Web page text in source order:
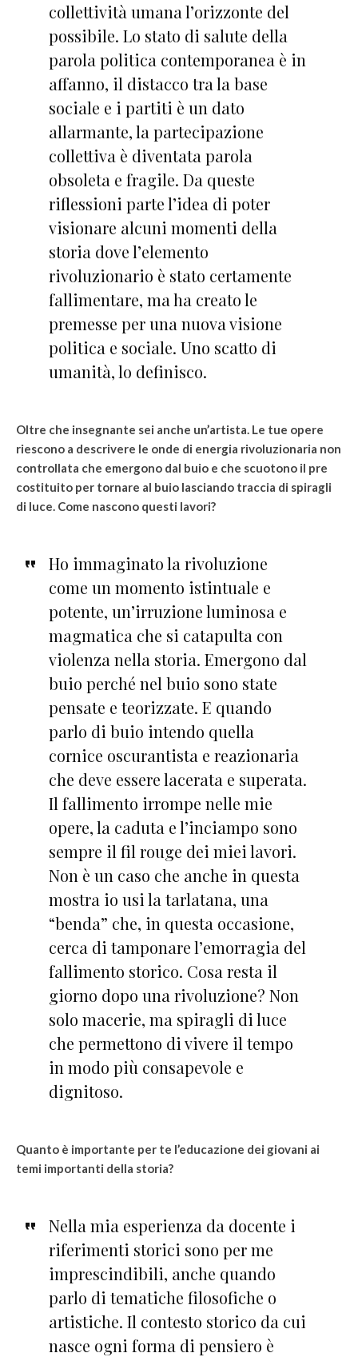
collettività umana l’orizzonte del
possibile. Lo stato di salute della
parola politica contemporanea è in
affanno, il distacco tra la base
sociale e i partiti è un dato
allarmante, la partecipazione
collettiva è diventata parola
obsoleta e fragile. Da queste
riflessioni parte l’idea di poter
visionare alcuni momenti della
storia dove l’elemento
rivoluzionario è stato certamente
fallimentare, ma ha creato le
premesse per una nuova visione
politica e sociale. Uno scatto di
umanità, lo definisco.
Oltre che insegnante sei anche un’artista. Le tue opere
riescono a descrivere le onde di energia rivoluzionaria non
controllata che emergono dal buio e che scuotono il pre
costituito per tornare al buio lasciando traccia di spiragli
di luce. Come nascono questi lavori?
Ho immaginato la rivoluzione
come un momento istintuale e
potente, un’irruzione luminosa e
magmatica che si catapulta con
violenza nella storia. Emergono dal
buio perché nel buio sono state
pensate e teorizzate. E quando
parlo di buio intendo quella
cornice oscurantista e reazionaria
che deve essere lacerata e superata.
Il fallimento irrompe nelle mie
opere, la caduta e l’inciampo sono
sempre il fil rouge dei miei lavori.
Non è un caso che anche in questa
mostra io usi la tarlatana, una
“benda” che, in questa occasione,
cerca di tamponare l’emorragia del
fallimento storico. Cosa resta il
giorno dopo una rivoluzione? Non
solo macerie, ma spiragli di luce
che permettono di vivere il tempo
in modo più consapevole e
dignitoso.
Quanto è importante per te l’educazione dei giovani ai
temi importanti della storia?
Nella mia esperienza da docente i
riferimenti storici sono per me
imprescindibili, anche quando
parlo di tematiche filosofiche o
artistiche. Il contesto storico da cui
nasce ogni forma di pensiero è